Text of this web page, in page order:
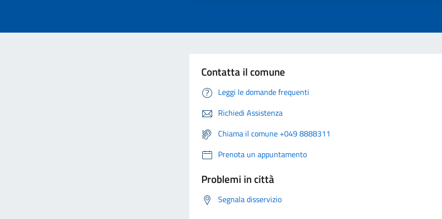
Contatta il comune
Leggi le domande frequenti
Richiedi Assistenza
Chiama il comune +049 8888311
Prenota un appuntamento
Problemi in città
Segnala disservizio